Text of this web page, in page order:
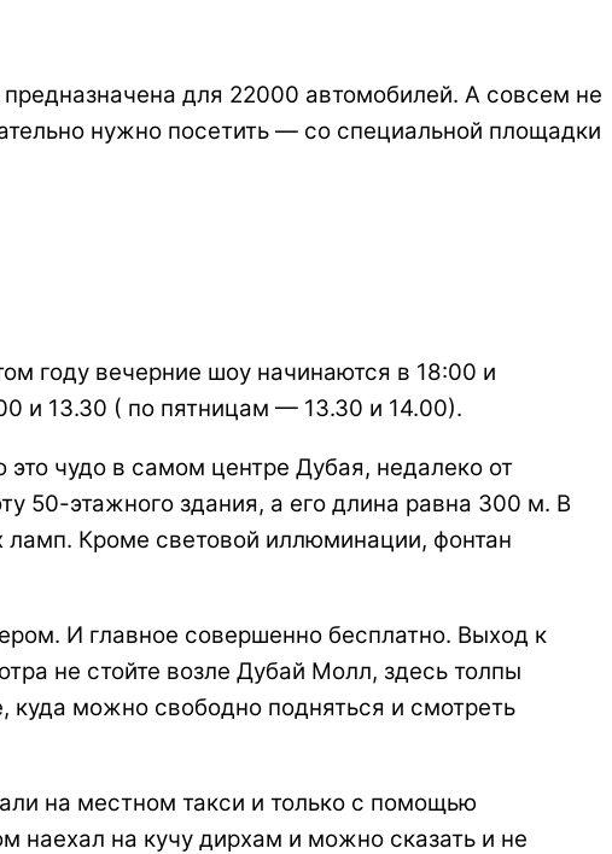
для 22000 автомобилей. А совсем не
нужно посетить — со специальной площадки
году вечерние шоу начинаются в 18:00 и
и 13.30 ( по пятницам — 13.30 и 14.00).
чудо в самом центре Дубая, недалеко от
50-этажного здания, а его длина равна 300 м. В
Кроме световой иллюминации, фонтан
И главное совершенно бесплатно. Выход к
не стойте возле Дубай Молл, здесь толпы
можно свободно подняться и смотреть
на местном такси и только с помощью
наехал на кучу дирхам и можно сказать и не